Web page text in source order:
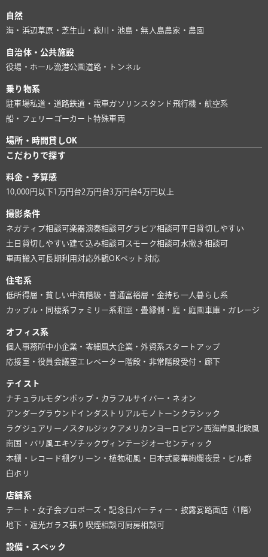
自然
海・浜辺 草原・芝生山・森川・池島・無人島農家・農園
自治体・公共施設
役場・ホール漁港公園 道路・トンネル
乗り物系
駐車場私道・道路鉄道・電車 ガソリンスタンド 飛行機・航空系
船・フェリー ゴーカート特殊車両
場所・時間貸しOK
こだわりで探す
料金・予算感
10,000円以下1万円台2万円台3万円台4万円以上
撮影条件
ネガティブ相談可楽器演奏相談可 グラビア相談可 平日貸切しやすい
土日貸切しやすい建て込み相談可 スモーク相談可 水撒き相談可
車両搬入可長期利用対応外観OKペット対応
住宅系
低所得層・貧しい中流階級・普通富裕層・金持ち 一人暮らし系
カップル・同棲系ファミリー系和室・畳縁側・庭・庭園 車庫・ガレージ
オフィス系
個人事務所中小企業・零細風大企業・外資系スタートアップ
応接室・役員会議室 エレベーター 階段・非常階段受付・廊下
テイスト
ナチュラルモダンポップ・カラフルサイバー・ネオン
アンダーグラウンド インダストリアルモノトーン クラシック
ラグジュアリー ノスタルジック アメリカン ヨーロピアン 西海岸風北欧風
南国・バリ風 エキゾチック ヴィンテージ オーセンティック
本棚・レコード棚グリーン・植物和風・日本式豪華絢爛夜景・ビル群
白ホリ
店舗系
デート・女子会プロポーズ・記念日 パーティー・披露宴路面店（1階）
地下・遮光ガラス張り 喫煙相談可 厨房相談可
設備・スペック